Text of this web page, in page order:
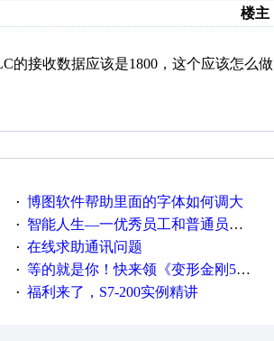
楼主
的接收数据应该是1800，这个应该怎么做
· 博图软件帮助里面的字体如何调大
· 智能人生—一优秀员工和普通员工差别，精辟到位！
· 在线求助通讯问题
· 等的就是你！快来领《变形金刚5》观影券
· 福利来了，S7-200实例精讲